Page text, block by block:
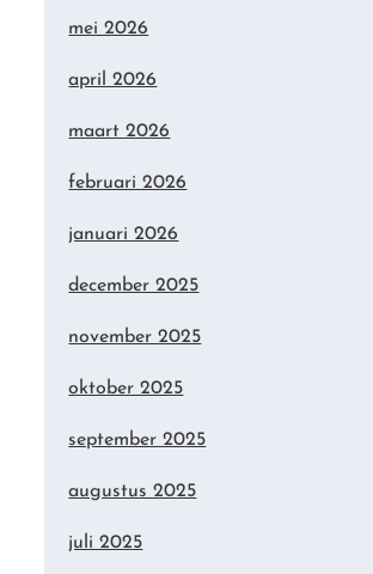
mei 2026
april 2026
maart 2026
februari 2026
januari 2026
december 2025
november 2025
oktober 2025
september 2025
augustus 2025
juli 2025